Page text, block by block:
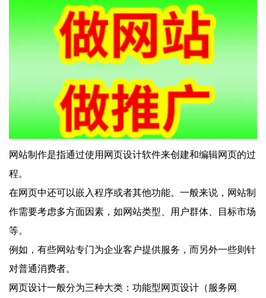
网站制作是指通过使用网页设计软件来创建和编辑网页的过
程。
在网页中还可以嵌入程序或者其他功能。一般来说，网站制
作需要考虑多方面因素，如网站类型、用户群体、目标市场
等。
例如，有些网站专门为企业客户提供服务，而另外一些则针
对普通消费者。
网页设计一般分为三种大类：功能型网页设计（服务网